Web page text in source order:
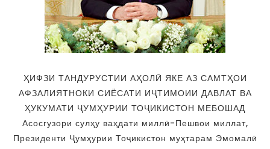
ҲИФЗИ ТАНДУРУСТИИ АҲОЛӢ ЯКЕ АЗ САМТҲОИ
АФЗАЛИЯТНОКИ СИЁСАТИ ИҶТИМОИИ ДАВЛАТ ВА
ҲУКУМАТИ ҶУМҲУРИИ ТОҶИКИСТОН МЕБОШАД
Асосгузори сулҳу ваҳдати миллӣ-Пешвои миллат,
Президенти Ҷумҳурии Тоҷикистон муҳтарам Эмомалӣ